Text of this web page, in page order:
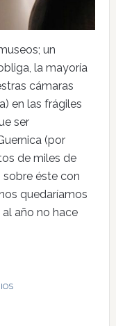
un
la mayoría
cámaras
en las frágiles
ser
(por
de miles de
sobre éste con
quedaríamos
año no hace